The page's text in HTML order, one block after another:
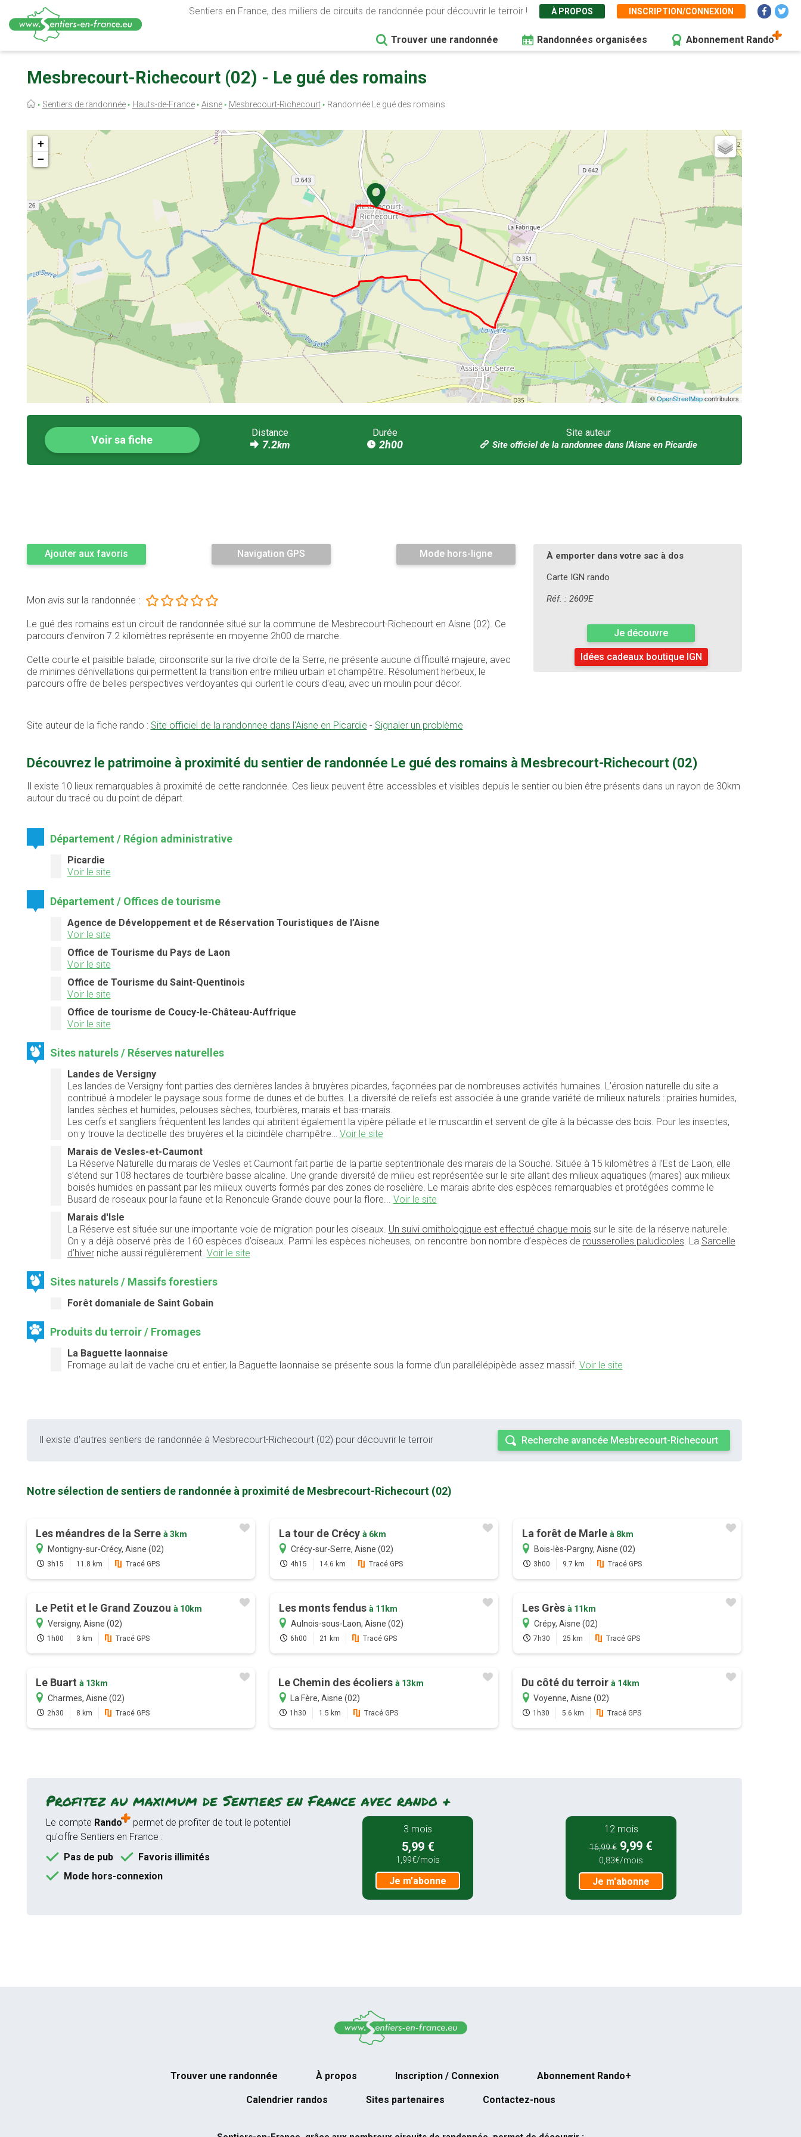
contenu
Sentiers en France, des milliers de circuits de randonnée pour découvrir le terroir ! À PROPOS INSCRIPTION/CONNEXION
Trouver une randonnée Randonnées organisées Abonnement Rando
Mesbrecourt-Richecourt (02) - Le gué des romains
Fil
Sentiers de randonnée Hauts-de-France Aisne Mesbrecourt-Richecourt Randonnée Le gué des romains
+
−
©OpenStreetMapcontributors
Voir sa fiche
Distance
7.2km
Durée
2h00
Site auteur
Site officiel de la randonnee dans l'Aisne en Picardie
Ajouter aux favoris Navigation GPS Mode hors-ligne
Mon avis sur la randonnée :
Le gué des romains est un circuit de randonnée situé sur la commune de Mesbrecourt-Richecourt en Aisne (02). Ce
parcours d’environ 7.2 kilomètres représente en moyenne 2h00 de marche.
Cette courte et paisible balade, circonscrite sur la rive droite de la Serre, ne présente aucune difficulté majeure, avec
de minimes dénivellations qui permettent la transition entre milieu urbain et champêtre. Résolument herbeux, le
parcours offre de belles perspectives verdoyantes qui ourlent le cours d'eau, avec un moulin pour décor.
Site auteur de la fiche rando : Site officiel de la randonnee dans l'Aisne en Picardie - Signaler un problème
À emporter dans votre sac à dos
Carte IGN rando
Réf. : 2609E
Je découvre
Idées cadeaux boutique IGN
Découvrez le patrimoine à proximité du sentier de randonnée Le gué des romains à Mesbrecourt-Richecourt (02)
Il existe 10 lieux remarquables à proximité de cette randonnée. Ces lieux peuvent être accessibles et visibles depuis le sentier ou bien être présents dans un rayon de 30km
autour du tracé ou du point de départ.
Département / Région administrative
Picardie
Voir le site
Département / Offices de tourisme
Agence de Développement et de Réservation Touristiques de l’Aisne
Voir le site
Office de Tourisme du Pays de Laon
Voir le site
Office de Tourisme du Saint-Quentinois
Voir le site
Office de tourisme de Coucy-le-Château-Auffrique
Voir le site
Sites naturels / Réserves naturelles
Landes de Versigny
Les landes de Versigny font parties des dernières landes à bruyères picardes, façonnées par de nombreuses activités humaines. L’érosion naturelle du site a
contribué à modeler le paysage sous forme de dunes et de buttes. La diversité de reliefs est associée à une grande variété de milieux naturels : prairies humides,
landes sèches et humides, pelouses sèches, tourbières, marais et bas-marais.
Les cerfs et sangliers fréquentent les landes qui abritent également la vipère péliade et le muscardin et servent de gîte à la bécasse des bois. Pour les insectes,
on y trouve la decticelle des bruyères et la cicindèle champêtre… Voir le site
Marais de Vesles-et-Caumont
La Réserve Naturelle du marais de Vesles et Caumont fait partie de la partie septentrionale des marais de la Souche. Située à 15 kilomètres à l’Est de Laon, elle
s’étend sur 108 hectares de tourbière basse alcaline. Une grande diversité de milieu est représentée sur le site allant des milieux aquatiques (mares) aux milieux
boisés humides en passant par les milieux ouverts formés par des zones de roselière. Le marais abrite des espèces remarquables et protégées comme le
Busard de roseaux pour la faune et la Renoncule Grande douve pour la flore... Voir le site
Marais d'Isle
La Réserve est située sur une importante voie de migration pour les oiseaux. Un suivi ornithologique est effectué chaque mois sur le site de la réserve naturelle.
On y a déjà observé près de 160 espèces d’oiseaux. Parmi les espèces nicheuses, on rencontre bon nombre d’espèces de rousserolles paludicoles . La Sarcelle
d’hiverniche aussi régulièrement. Voir le site
Sites naturels / Massifs forestiers
Forêt domaniale de Saint Gobain
Produits du terroir / Fromages
La Baguette laonnaise
Fromage au lait de vache cru et entier, la Baguette laonnaise se présente sous la forme d’un parallélépipède assez massif. Voir le site
Il existe d'autres sentiers de randonnée à Mesbrecourt-Richecourt (02) pour découvrir le terroir Recherche avancée Mesbrecourt-Richecourt
Notre sélection de sentiers de randonnée à proximité de Mesbrecourt-Richecourt (02)
Les méandres de la Serre à 3km
Montigny-sur-Crécy, Aisne (02)
3h15 11.8 km Tracé GPS
La tour de Crécy à 6km
Crécy-sur-Serre, Aisne (02)
4h15 14.6 km Tracé GPS
La forêt de Marle à 8km
Bois-lès-Pargny, Aisne (02)
3h00 9.7 km Tracé GPS
Le Petit et le Grand Zouzou à 10km
Versigny, Aisne (02)
1h00 3 km Tracé GPS
Les monts fendus à 11km
Aulnois-sous-Laon, Aisne (02)
6h00 21 km Tracé GPS
Les Grès à 11km
Crépy, Aisne (02)
7h30 25 km Tracé GPS
Le Buart à 13km
Charmes, Aisne (02)
2h30 8 km Tracé GPS
Le Chemin des écoliersà 13km
La Fère, Aisne (02)
1h30 1.5 km Tracé GPS
Du côté du terroirà 14km
Voyenne, Aisne (02)
1h30 5.6 km Tracé GPS
Profitez au maximum de Sentiers en France avec rando +
Le compte Rando
permet de profiter de tout le potentiel
qu'offre Sentiers en France :
Pas de pub
Favoris illimités
Mode hors-connexion
3 mois
5,99 €
1,99€/mois
Je m'abonne
12 mois
16,99 € 9,99 €
0,83€/mois
Je m'abonne
Trouver une randonnée À propos Inscription / Connexion Abonnement Rando+
Calendrier randos Sites partenaires Contactez-nous